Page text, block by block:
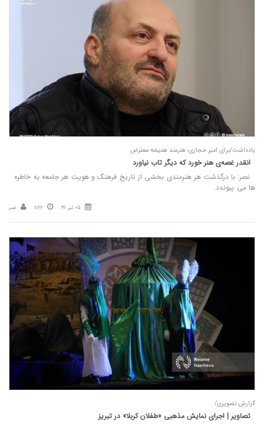
یادداشت/برای امیر حجازی؛ هنرمند همیشه معترض
انقدر غصه‌ی هنر خورد که دیگر تاب نیاورد
نصر: با درگذشت هر هنرمندی بخشی از تاریخ فرهنگ و هویت هر جامعه به خاطره
ها می پیوندد.
05 تیر 31 11:27 نصر
گزارش تصویری/
تصاویر | اجرای نمایش مذهبی «طفلان کربلا» در تبریز